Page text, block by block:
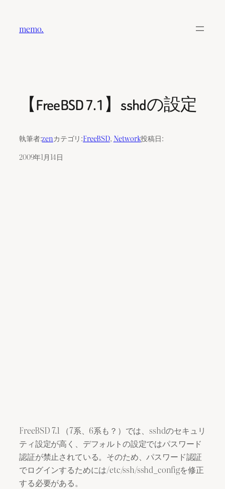
memo.
【FreeBSD 7.1】sshdの設定
執筆者:zenカテゴリ:FreeBSD, Network投稿日:
2009年1月14日
FreeBSD 7.1 （7系、6系も？）では、sshdのセキュリ
ティ設定が高く、デフォルトの設定ではパスワード
認証が禁止されている。そのため、パスワード認証
でログインするためには/etc/ssh/sshd_configを修正
する必要がある。